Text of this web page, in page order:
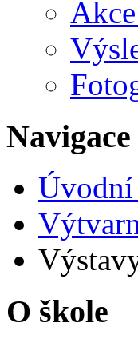
Navigace
Úvodní
O škole